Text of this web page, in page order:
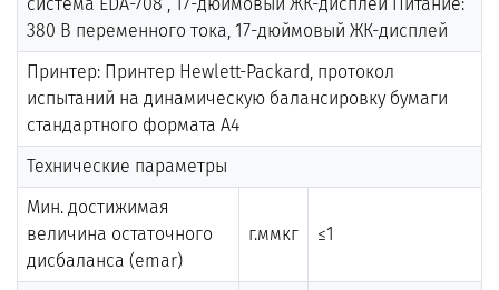
380 В переменного тока, 17-дюймовый ЖК-дисплей
Принтер: Принтер Hewlett-Packard, протокол
испытаний на динамическую балансировку бумаги
стандартного формата А4
Технические параметры
Мин. достижимая
величина остаточного
дисбаланса (emar)
г.ммкг ≤1